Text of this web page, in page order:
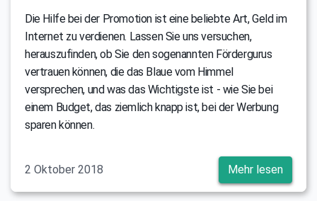
Die Hilfe bei der Promotion ist eine beliebte Art, Geld im
Internet zu verdienen. Lassen Sie uns versuchen,
herauszufinden, ob Sie den sogenannten Fördergurus
vertrauen können, die das Blaue vom Himmel
versprechen, und was das Wichtigste ist - wie Sie bei
einem Budget, das ziemlich knapp ist, bei der Werbung
sparen können.
2 Oktober 2018 Mehr lesen